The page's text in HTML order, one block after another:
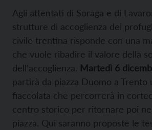
Agli attentati di Soraga e di
strutture di accoglienza dei
civile trentina risponde con una
che vuole ribadire il valore della
dell’accoglienza. Martedì 6
partirà da piazza Duomo a Trento
fiaccolata che percorrerà in
centro storico per ritornare poi
piazza. Qui saranno proposte le